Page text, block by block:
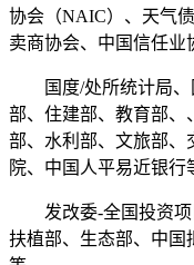
协会（NAIC）、天气
卖商协会、中国信任业
国度/处所统计局、
部、住建部、教育部、
部、水利部、文旅部、
院、中国人平易近银行
发改委-全国投资项
扶植部、生态部、中国